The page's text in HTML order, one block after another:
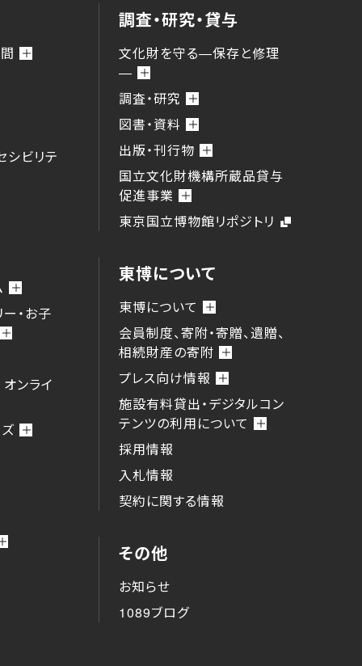
シビリテ
・お子
ンライ
調査・研究・貸与
文化財を守る―保存と修理
―
調査・研究
図書・資料
出版・刊行物
国立文化財機構所蔵品貸与
促進事業
東京国立博物館リポジトリ
東博について
東博について
会員制度、寄附・寄贈、遺贈、
相続財産の寄附
プレス向け情報
施設有料貸出・デジタルコン
テンツの利用について
採用情報
入札情報
契約に関する情報
その他
お知らせ
1089ブログ